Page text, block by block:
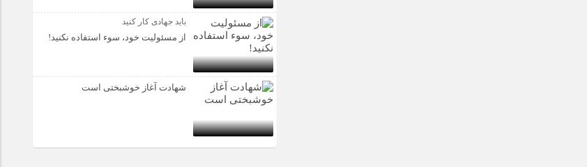
باید جهادی کار کنید
از مسئولیت خود، سوء استفاده نکنید!
شهادت آغاز خوشبختی است